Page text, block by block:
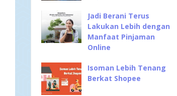
Jadi Berani Terus
Lakukan Lebih dengan
Manfaat Pinjaman
Online
Isoman Lebih Tenang
Berkat Shopee